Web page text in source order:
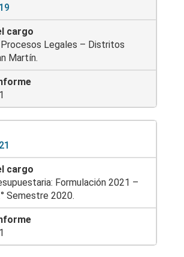
Legales – Distritos
Martín.
Formulación 2021 –
Semestre 2020.